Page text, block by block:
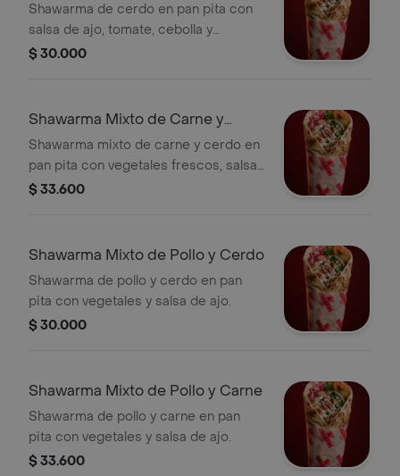
Shawarma de cerdo en pan pita con
salsa de ajo, tomate, cebolla y
encurtidos.
$ 30.000
Shawarma Mixto de Carne y
Cerdo
Shawarma mixto de carne y cerdo en
pan pita con vegetales frescos, salsa
de ajo y encurtidos.
$ 33.600
Shawarma Mixto de Pollo y Cerdo
Shawarma de pollo y cerdo en pan
pita con vegetales y salsa de ajo.
$ 30.000
Shawarma Mixto de Pollo y Carne
Shawarma de pollo y carne en pan
pita con vegetales y salsa de ajo.
$ 33.600